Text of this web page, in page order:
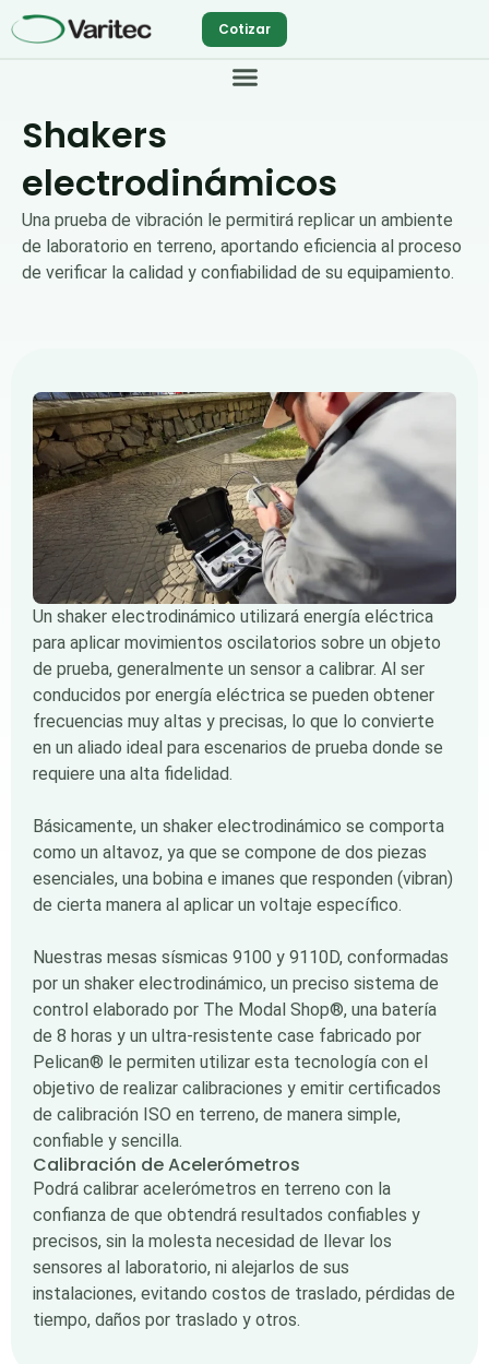
al
Cotizar
Shakers
electrodinámicos
Una prueba de vibración le permitirá replicar un ambiente
de laboratorio en terreno, aportando eficiencia al proceso
de verificar la calidad y confiabilidad de su equipamiento.
Un shaker electrodinámico utilizará energía eléctrica
para aplicar movimientos oscilatorios sobre un objeto
de prueba, generalmente un sensor a calibrar. Al ser
conducidos por energía eléctrica se pueden obtener
frecuencias muy altas y precisas, lo que lo convierte
en un aliado ideal para escenarios de prueba donde se
requiere una alta fidelidad.
Básicamente, un shaker electrodinámico se comporta
como un altavoz, ya que se compone de dos piezas
esenciales, una bobina e imanes que responden (vibran)
de cierta manera al aplicar un voltaje específico.
Nuestras mesas sísmicas 9100 y 9110D, conformadas
por un shaker electrodinámico, un preciso sistema de
control elaborado por The Modal Shop®, una batería
de 8 horas y un ultra-resistente case fabricado por
Pelican® le permiten utilizar esta tecnología con el
objetivo de realizar calibraciones y emitir certificados
de calibración ISO en terreno, de manera simple,
confiable y sencilla.
Calibración de Acelerómetros
Podrá calibrar acelerómetros en terreno con la
confianza de que obtendrá resultados confiables y
precisos, sin la molesta necesidad de llevar los
sensores al laboratorio, ni alejarlos de sus
instalaciones, evitando costos de traslado, pérdidas de
tiempo, daños por traslado y otros.